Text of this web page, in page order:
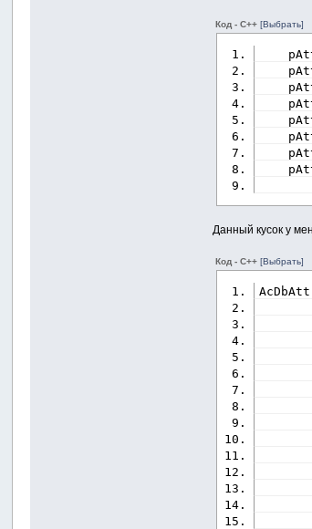
Код - C++[Выбрать]
Данный кусок у
Код - C++[Выбрать]